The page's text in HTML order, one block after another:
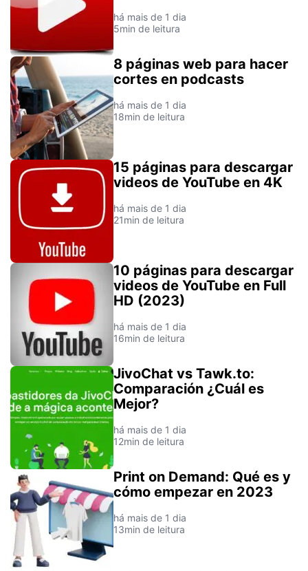
há mais de 1 dia
5min de leitura
8 páginas web para hacer
cortes en podcasts
há mais de 1 dia
18min de leitura
15 páginas para descargar
videos de YouTube en 4K
há mais de 1 dia
21min de leitura
10 páginas para descargar
videos de YouTube en Full
HD (2023)
há mais de 1 dia
16min de leitura
JivoChat vs Tawk.to:
Comparación ¿Cuál es
Mejor?
há mais de 1 dia
12min de leitura
Print on Demand: Qué es y
cómo empezar en 2023
há mais de 1 dia
13min de leitura